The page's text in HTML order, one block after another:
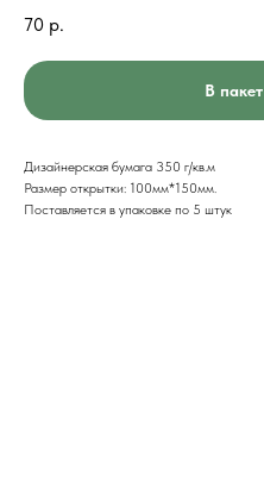
70 р.
В пакет
Дизайнерская бумага 350 г/кв.м
Размер открытки: 100мм*150мм.
Поставляется в упаковке по 5 штук